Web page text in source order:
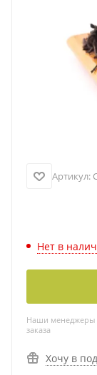
Артикул:
Нет в
Наши менеджеры
заказа
Хочу в